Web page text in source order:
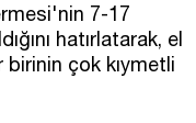
7-17
hatırlatarak, el
çok kıymetli